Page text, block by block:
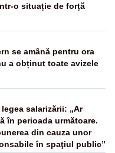
o situație de forță
se amână pentru ora
a obținut toate avizele
salarizării: „Ar
în perioada următoare.
din cauza unor
în spaţiul public”